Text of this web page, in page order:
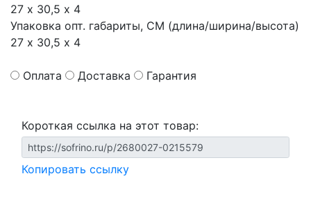
27 х 30,5 х 4
Упаковка опт. габариты, СМ (длина/ширина/высота)
27 х 30,5 х 4
Оплата Доставка Гарантия
Короткая ссылка на этот товар:
Копировать ссылку